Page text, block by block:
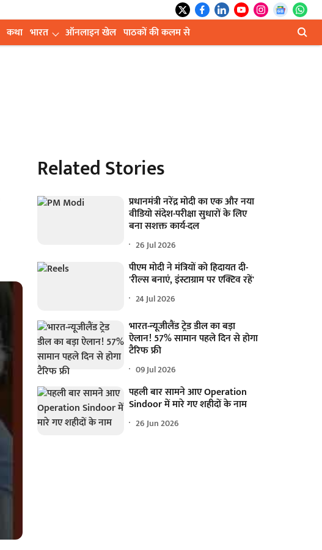
कथा भारत ऑनलाइन खेल पाठकों की कलम से
Related Stories
प्रधानमंत्री नरेंद्र मोदी का एक और नया
वीडियो संदेश-परीक्षा सुधारों के लिए
बना सशक्त कार्य-दल
26 Jul 2026
पीएम मोदी ने मंत्रियों को हिदायत दी-
'रील्स बनाएं, इंस्टाग्राम पर एक्टिव रहें'
24 Jul 2026
भारत-न्यूजीलैंड ट्रेड डील का बड़ा
ऐलान! 57% सामान पहले दिन से होगा
टैरिफ फ्री
09 Jul 2026
पहली बार सामने आए Operation
Sindoor में मारे गए शहीदों के नाम
26 Jun 2026